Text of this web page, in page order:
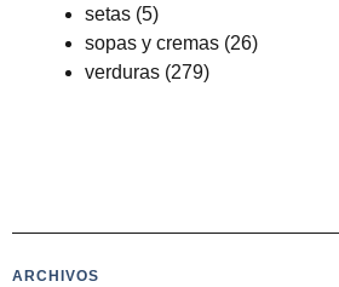
setas (5)
sopas y cremas (26)
verduras (279)
ARCHIVOS